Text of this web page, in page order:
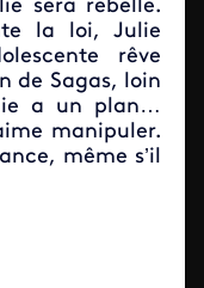
sera rebelle.
la loi, Julie
rêve
de Sagas, loin
a un plan…
manipuler.
même s’il